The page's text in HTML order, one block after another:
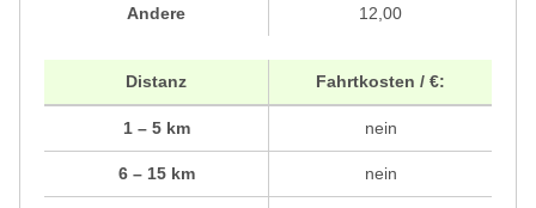
Andere 12,00
Distanz
1 – 5 km
6 – 15 km
Fahrtkosten / €:
nein
nein